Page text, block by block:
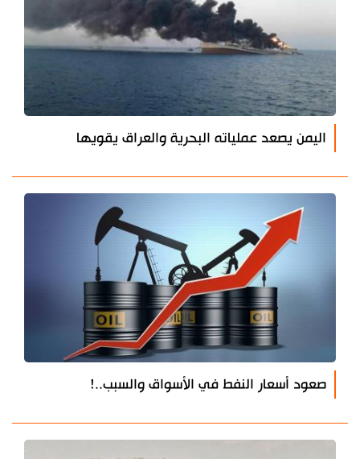
اليمن يصعد عملياته البحرية والعراق يقويها
صعود أسعار النفط في الأسواق والسبب..!